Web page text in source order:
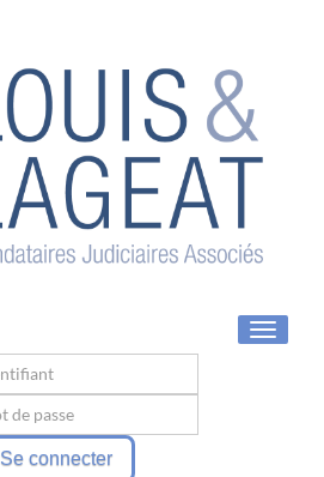
Toggle
Se connecter